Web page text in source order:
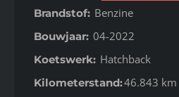
Brandstof: Benzine
Bouwjaar: 04-2022
Koetswerk: Hatchback
Kilometerstand:46.843 km